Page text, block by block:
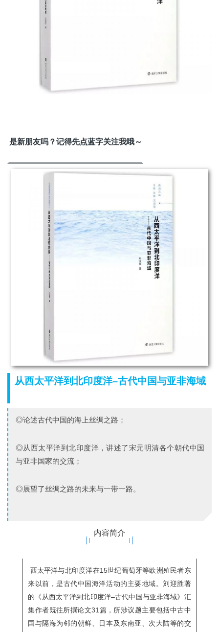
是新朋友吗？记得先点蓝字关注我哦～
从西太平洋到北印度洋–古代中国与亚非海域
◎论述古代中国的海上丝绸之路；
◎从西太平洋到北印度洋，讲述了宋元明清各个朝代中国
与亚非国家的交流；
◎展望了丝绸之路的未来与一带一路。
内容简介
西太平洋与北印度洋在15世纪葡萄牙等欧洲殖民者东
来以前，是古代中国海洋活动的主要地域。刘迎胜著
的《从西太平洋到北印度洋–古代中国与亚非海域》汇
集作者既往所撰论文31篇，所涉议题主要包括中古中
国与隔海为邻的朝鲜、日本及东南亚、次大陆等的交